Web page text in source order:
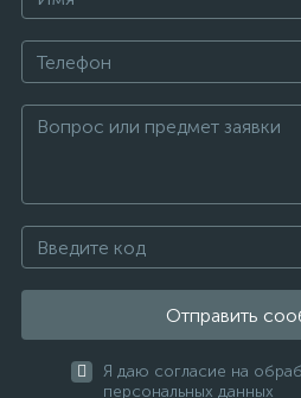
Отправить
Я даю согласие на
персональных данных